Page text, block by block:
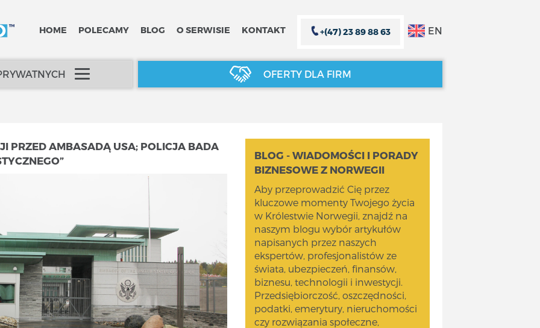
EN
HOME POLECAMY BLOG O SERWISIE KONTAKT +(47) 23 89 88 63
OFERTY DLA FIRM
PRZED AMBASADĄ USA; POLICJA BADA
BLOG - WIADOMOŚCI I PORADY
BIZNESOWE Z NORWEGII
Aby przeprowadzić Cię przez
kluczowe momenty Twojego życia
w Królestwie Norwegii, znajdź na
naszym blogu wybór artykułów
napisanych przez naszych
ekspertów, profesjonalistów ze
świata, ubezpieczeń, finansów,
biznesu, technologii i inwestycji.
Przedsiębiorczość, oszczędności,
podatki, emerytury, nieruchomości
czy rozwiązania społeczne,